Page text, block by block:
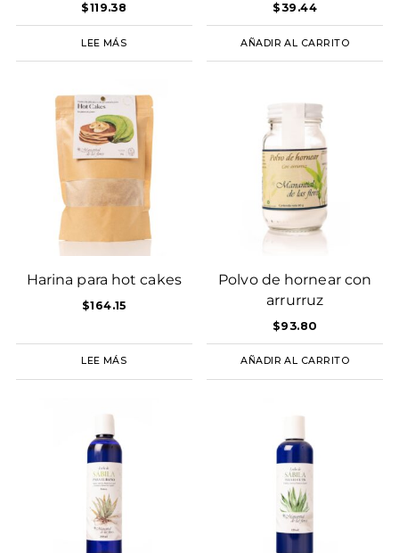
$119.38
LEE MÁS
$39.44
AÑADIR AL CARRITO
Harina para hot cakes
$164.15
LEE MÁS
Polvo de hornear con
arrurruz
$93.80
AÑADIR AL CARRITO